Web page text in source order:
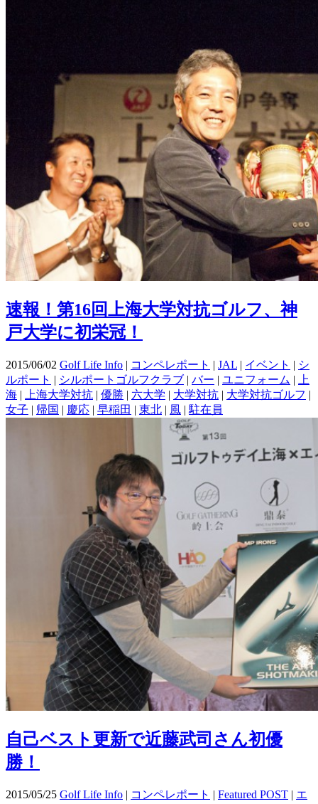
速報！第16回上海大学対抗ゴルフ、神
戸大学に初栄冠！
2015/06/02 Golf Life Info | コンペレポート | JAL | イベント | シ
ルポート | シルポートゴルフクラブ | バー | ユニフォーム |
上
海 | 上海大学対抗 | 優勝 | 六大学 | 大学対抗 | 大学対抗ゴルフ |
女子 | 帰国 | 慶応 | 早稲田 | 東北 | 風 | 駐在員
自己ベスト更新で近藤武司さん初優
勝！
2015/05/25 Golf Life Info | コンペレポート | Featured POST | エ